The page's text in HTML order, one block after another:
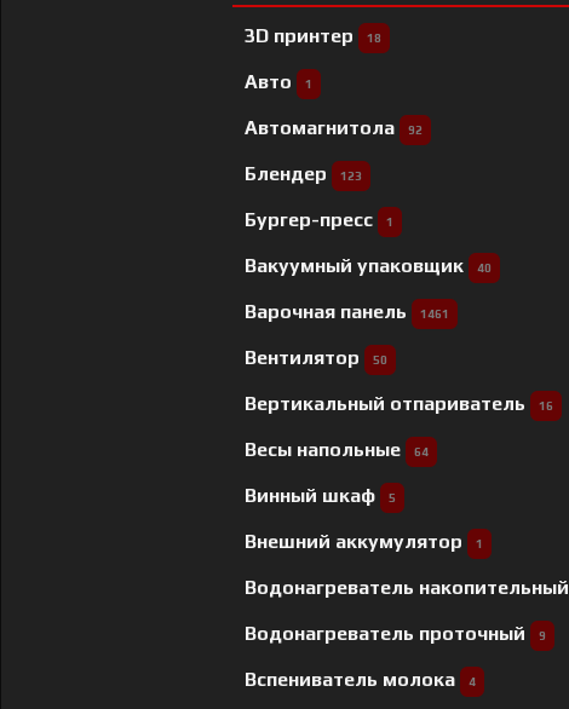
3D принтер 18
Авто 1
Автомагнитола 92
Блендер 123
Бургер-пресс 1
Вакуумный упаковщик 40
Варочная панель 1461
Вентилятор 50
Вертикальный отпариватель 16
Весы напольные 64
Винный шкаф 5
Внешний аккумулятор 1
Водонагреватель накопительный
Водонагреватель проточный 9
Вспениватель молока 4